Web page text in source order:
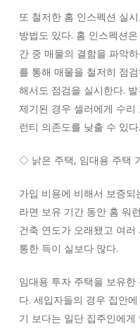
또 철저한 홈 인스펙션 실
방법도 있다. 홈 인스펙션
간 중 매물의 결함을 파악
를 통해 매물을 철저히 점
해서도 점검을 실시한다.
제기된 경우 셀러에게 수
런티 의존도를 낮출 수 있다.
◇ 낡은 주택, 임대용 주택
가입 비용에 비해서 보증
라면 보유 기간 동안 홈 워
건축 연도가 오래됐고 여
통한 득이 실보다 많다.
임대용 투자 주택을 보유
다. 세입자들의 경우 집안
기 보다는 일단 집주인에